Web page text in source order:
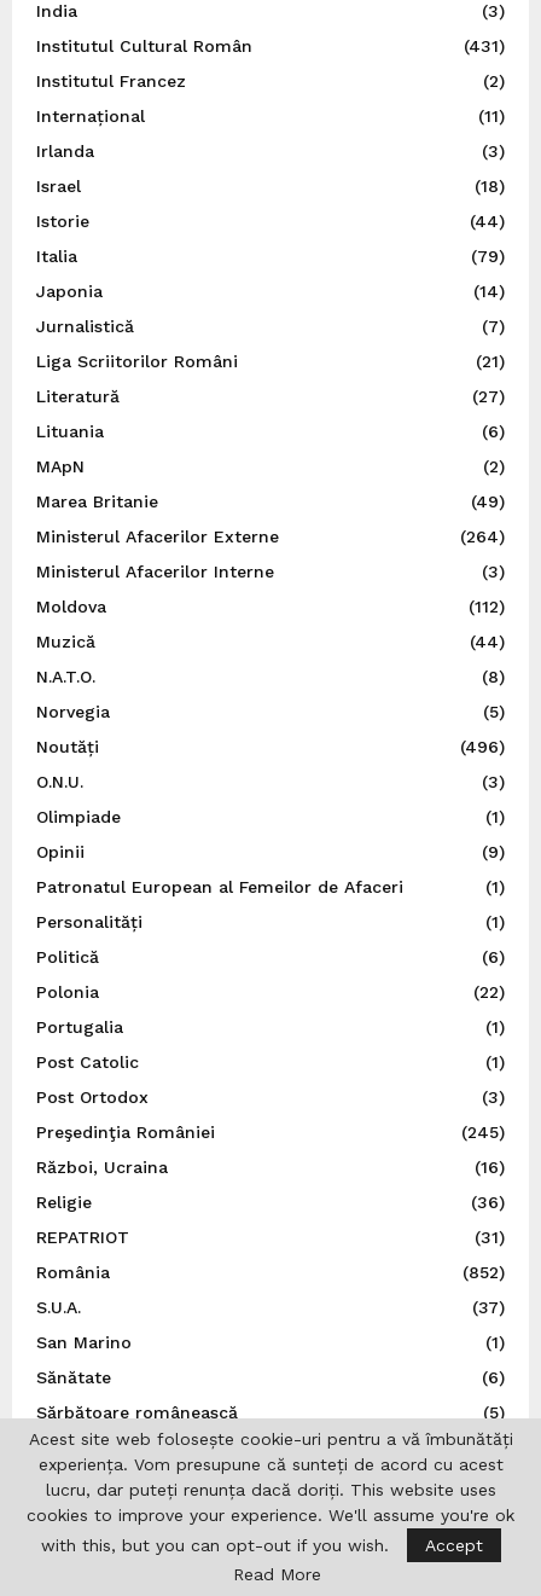
India
(3)
Institutul Cultural Român
(431)
Institutul Francez
(2)
Internațional
(11)
Irlanda
(3)
Israel
(18)
Istorie
(44)
Italia
(79)
Japonia
(14)
Jurnalistică
(7)
Liga Scriitorilor Români
(21)
Literatură
(27)
Lituania
(6)
MApN
(2)
Marea Britanie
(49)
Ministerul Afacerilor Externe
(264)
Ministerul Afacerilor Interne
(3)
Moldova
(112)
Muzică
(44)
N.A.T.O.
(8)
Norvegia
(5)
Noutăți
(496)
O.N.U.
(3)
Olimpiade
(1)
Opinii
(9)
Patronatul European al Femeilor de Afaceri
(1)
Personalități
(1)
Politică
(6)
Polonia
(22)
Portugalia
(1)
Post Catolic
(1)
Post Ortodox
(3)
Preşedinţia României
(245)
Război, Ucraina
(16)
Religie
(36)
REPATRIOT
(31)
România
(852)
S.U.A.
(37)
San Marino
(1)
Sănătate
(6)
Sărbătoare românească
(5)
Sărbători
(7)
Senatul României
Sens Giratoriu
(70)
Serbia
Acest site web folosește cookie-uri pentru a vă îmbunătăți
experiența. Vom presupune că sunteți de acord cu acest
lucru, dar puteți renunța dacă doriți. This website uses
cookies to improve your experience. We'll assume you're ok
with this, but you can opt-out if you wish.
Accept
Read More